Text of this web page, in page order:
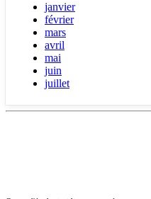
janvier
février
mars
avril
mai
juin
juillet